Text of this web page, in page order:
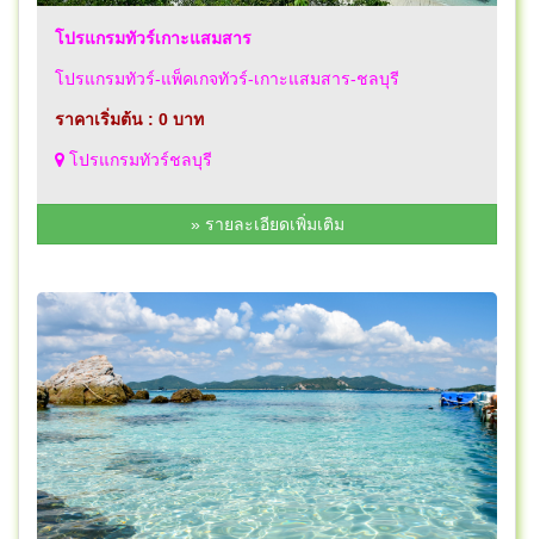
โปรแกรมทัวร์เกาะแสมสาร
โปรแกรมทัวร์-แพ็คเกจทัวร์-เกาะแสมสาร-ชลบุรี
ราคาเริ่มต้น : 0 บาท
โปรแกรมทัวร์ชลบุรี
» รายละเอียดเพิ่มเติม